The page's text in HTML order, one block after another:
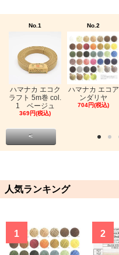
No.1
ハマナカ エコク
ラフト 5m巻 col.
1 ベージュ
369円(税込)
No.2
ハマナカ エコア
ンダリヤ
704円(税込)
<
人気ランキング
1 2